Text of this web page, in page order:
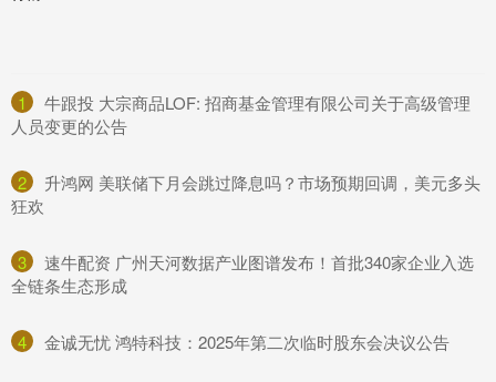
1
​牛跟投 大宗商品LOF: 招商基金管理有限公司关于高级管理
人员变更的公告
2
​升鸿网 美联储下月会跳过降息吗？市场预期回调，美元多头
狂欢
3
​速牛配资 广州天河数据产业图谱发布！首批340家企业入选
全链条生态形成
4 ​金诚无忧 鸿特科技：2025年第二次临时股东会决议公告